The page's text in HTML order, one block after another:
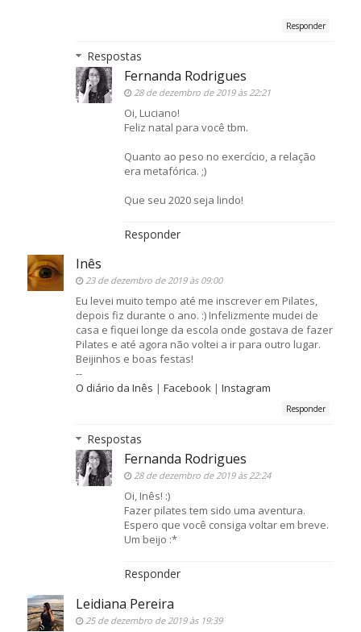
Responder
Respostas
Fernanda Rodrigues
28 de dezembro de 2019 às 22:21
Oi, Luciano!
Feliz natal para você tbm.
Quanto ao peso no exercício, a relação
era metafórica. ;)
Que seu 2020 seja lindo!
Responder
Inês
23 de dezembro de 2019 às 09:00
Eu levei muito tempo até me inscrever em Pilates,
depois fiz durante o ano. :) Infelizmente mudei de
casa e fiquei longe da escola onde gostava de fazer
Pilates e até agora não voltei a ir para outro lugar.
Beijinhos e boas festas!
--
O diário da Inês | Facebook| Instagram
Responder
Respostas
Fernanda Rodrigues
28 de dezembro de 2019 às 22:24
Oi, Inês! :)
Fazer pilates tem sido uma aventura.
Espero que você consiga voltar em breve.
Um beijo :*
Responder
Leidiana Pereira
25 de dezembro de 2019 às 19:39